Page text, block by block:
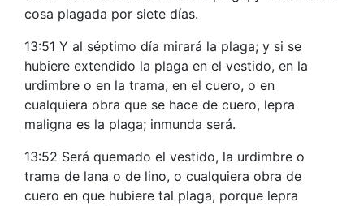
cosa plagada por siete días.
13:51 Y al séptimo día mirará la plaga; y si se
hubiere extendido la plaga en el vestido, en la
urdimbre o en la trama, en el cuero, o en
cualquiera obra que se hace de cuero, lepra
maligna es la plaga; inmunda será.
13:52 Será quemado el vestido, la urdimbre o
trama de lana o de lino, o cualquiera obra de
cuero en que hubiere tal plaga, porque lepra